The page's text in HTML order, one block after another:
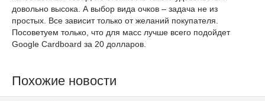
довольно высока. А выбор вида очков – задача не из
простых. Все зависит только от желаний покупателя.
Посоветуем только, что для масс лучше всего подойдет
Google Cardboard за 20 долларов.
Похожие новости